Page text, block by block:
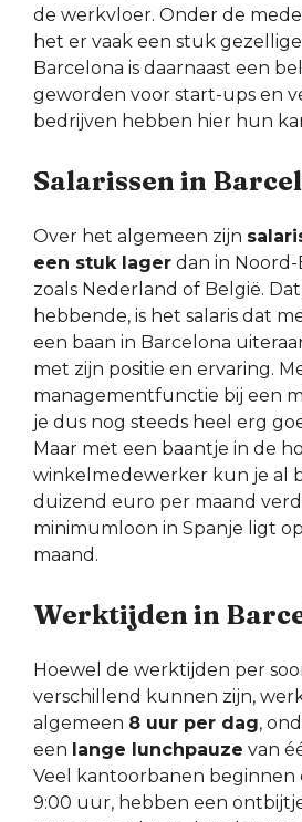
de werkvloer. Onder de
het er vaak een stuk
Barcelona is daarnaast een
geworden voor start-ups en
bedrijven hebben hier hun
Salarissen in
Over het algemeen zijn
een stuk lager dan in
zoals Nederland of België.
hebbende, is het salaris dat
een baan in Barcelona
met zijn positie en ervaring.
managementfunctie bij een
je dus nog steeds heel erg
Maar met een baantje in de
winkelmedewerker kun je al
duizend euro per maand
minimumloon in Spanje ligt
maand.
Werktijden in
Hoewel de werktijden per
verschillend kunnen zijn,
algemeen 8 uur per dag,
een lange lunchpauze van
Veel kantoorbanen beginnen
9:00 uur, hebben een